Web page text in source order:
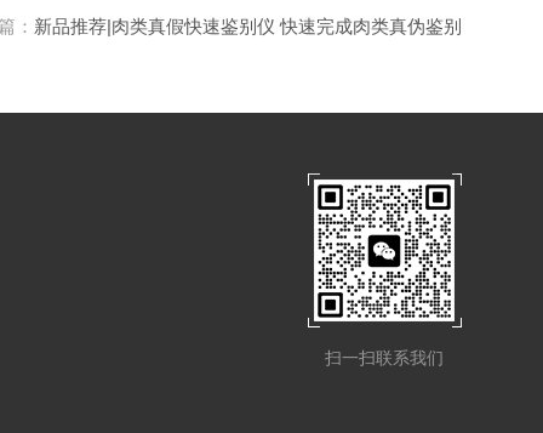
： 新品推荐|肉类真假快速鉴别仪 快速完成肉类真伪鉴别
扫一扫联系我们